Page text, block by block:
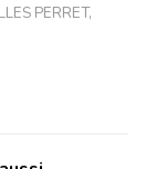
PERRET,